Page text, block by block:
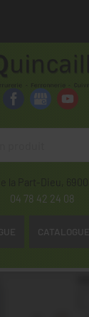
la Part-Dieu,
04 78 42 24 08